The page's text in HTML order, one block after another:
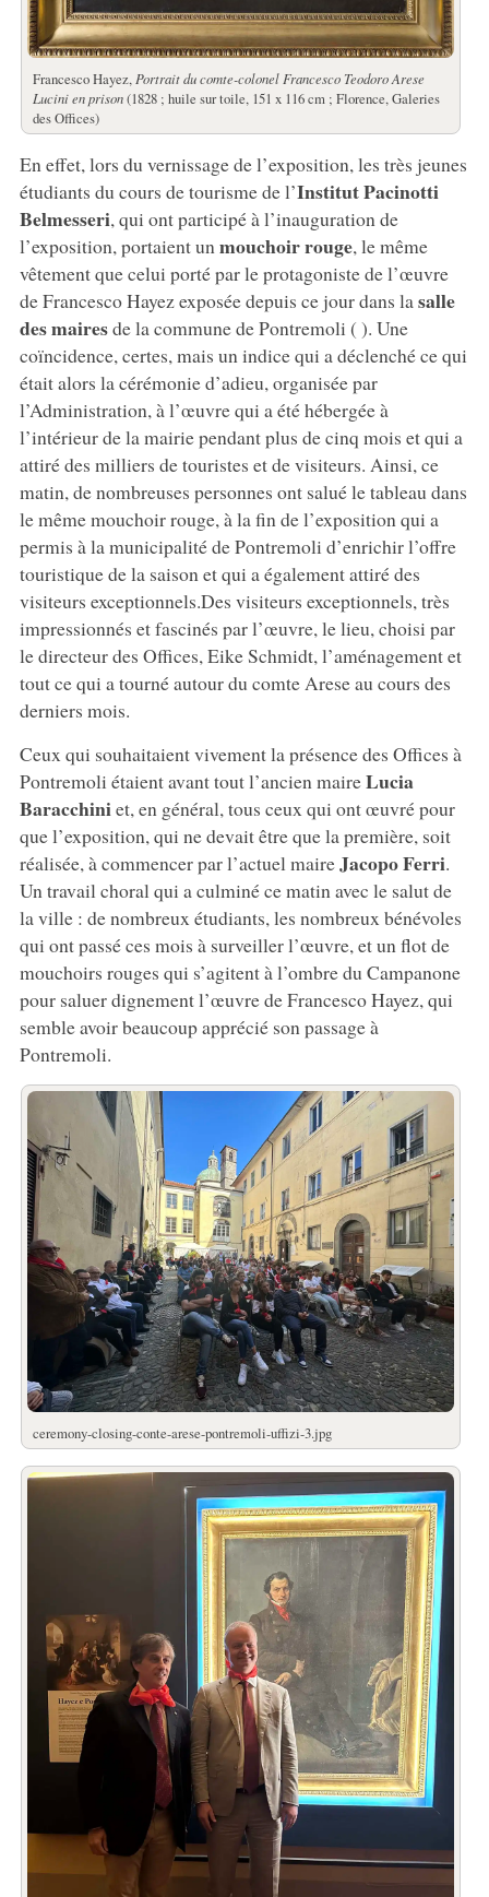
Francesco Hayez, Portrait du comte-colonel Francesco Teodoro Arese
Lucini en prison(1828 ; huile sur toile, 151 x 116 cm ; Florence, Galeries
des Offices)
En effet, lors du vernissage de l’exposition, les très jeunes
étudiants du cours de tourisme de l’Institut Pacinotti
Belmesseri, qui ont participé à l’inauguration de
l’exposition, portaient unmouchoir rouge, le même
vêtement que celui porté par le protagoniste de l’œuvre
de Francesco Hayez exposée depuis ce jour dans lasalle
des mairesde la commune de Pontremoli ( ). Une
coïncidence, certes, mais un indice qui a déclenché ce qui
était alors la cérémonie d’adieu, organisée par
l’Administration, à l’œuvre qui a été hébergée à
l’intérieur de la mairie pendant plus de cinq mois et qui a
attiré des milliers de touristes et de visiteurs. Ainsi, ce
matin, de nombreuses personnes ont salué le tableau dans
le même mouchoir rouge, à la fin de l’exposition qui a
permis à la municipalité de Pontremoli d’enrichir l’offre
touristique de la saison et qui a également attiré des
visiteurs exceptionnels.Des visiteurs exceptionnels, très
impressionnés et fascinés par l’œuvre, le lieu, choisi par
le directeur des Offices, Eike Schmidt, l’aménagement et
tout ce qui a tourné autour du comte Arese au cours des
derniers mois.
Ceux qui souhaitaient vivement la présence des Offices à
Pontremoli étaient avant tout l’ancien maireLucia
Baracchiniet, en général, tous ceux qui ont œuvré pour
que l’exposition, qui ne devait être que la première, soit
réalisée, à commencer par l’actuel maireJacopo Ferri.
Un travail choral qui a culminé ce matin avec le salut de
la ville : de nombreux étudiants, les nombreux bénévoles
qui ont passé ces mois à surveiller l’œuvre, et un flot de
mouchoirs rouges qui s’agitent à l’ombre du Campanone
pour saluer dignement l’œuvre de Francesco Hayez, qui
semble avoir beaucoup apprécié son passage à
Pontremoli.
ceremony-closing-conte-arese-pontremoli-uffizi-3.jpg